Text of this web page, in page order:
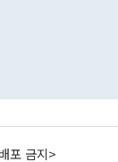
포 금지>